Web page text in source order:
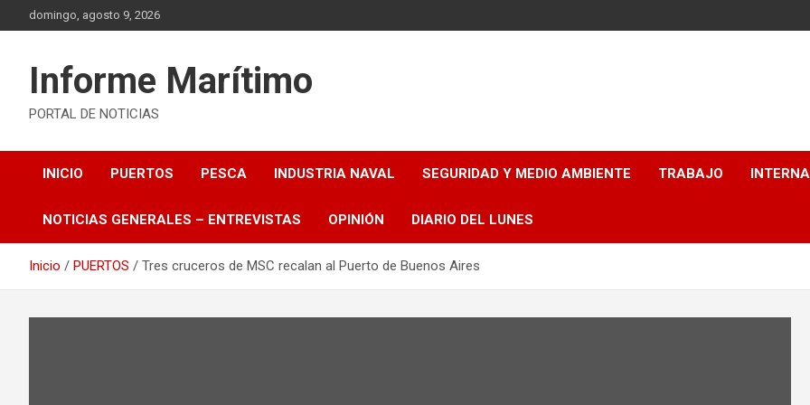
al
domingo, agosto 9, 2026
Informe Marítimo
PORTAL DE NOTICIAS
INICIO PUERTOS PESCA INDUSTRIA NAVAL SEGURIDAD Y MEDIO AMBIENTE TRABAJO
NOTICIAS GENERALES – ENTREVISTAS OPINIÓN DIARIO DEL LUNES
Inicio PUERTOS Tres cruceros de MSC recalan al Puerto de Buenos Aires